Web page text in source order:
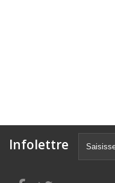
Infolettre